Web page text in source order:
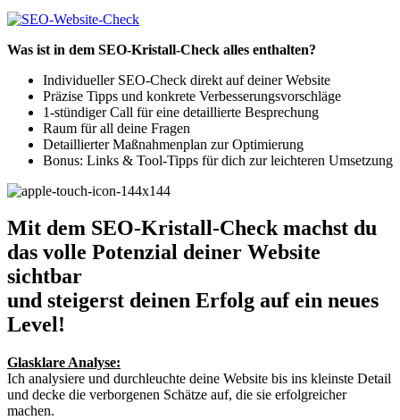
Was ist in dem SEO-Kristall-Check alles enthalten?
Individueller SEO-Check direkt auf deiner Website
Präzise Tipps und konkrete Verbesserungsvorschläge
1-stündiger Call für eine detaillierte Besprechung
Raum für all deine Fragen
Detaillierter Maßnahmenplan zur Optimierung
Bonus: Links & Tool-Tipps für dich zur leichteren Umsetzung
Mit dem SEO-Kristall-Check machst du
das volle Potenzial deiner Website
sichtbar
und steigerst deinen Erfolg auf ein neues
Level!
Glasklare Analyse:
Ich analysiere und durchleuchte deine Website bis ins kleinste Detail
und decke die verborgenen Schätze auf, die sie erfolgreicher
machen.